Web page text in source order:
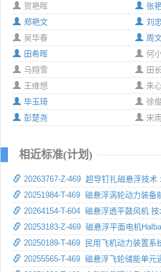
贺艳晖
张
郑艳文
刘忠
吴华春
周
田希晖
何
马翔雪
田
王维想
朱
毕玉琦
徐
彭楚尧
宋
相近标准(计划)
20263767-Z-469 超导钉扎磁悬浮技术
20251984-T-469 磁悬浮涡轮动力装备
20264154-T-604 磁悬浮透平鼓风机
20253183-Z-469 磁悬浮平面电机
20250189-T-469 民用飞机动力装置系
20255565-T-469 磁悬浮飞轮储能单元